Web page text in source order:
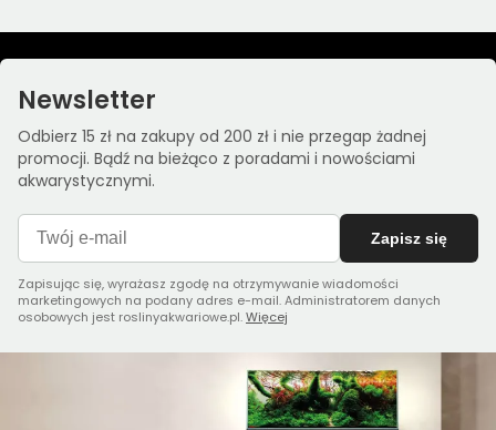
Newsletter
Odbierz 15 zł na zakupy od 200 zł i nie przegap żadnej
promocji. Bądź na bieżąco z poradami i nowościami
akwarystycznymi.
Zapisz się
Zapisując się, wyrażasz zgodę na otrzymywanie wiadomości
marketingowych na podany adres e-mail. Administratorem danych
osobowych jest roslinyakwariowe.pl.Więcej